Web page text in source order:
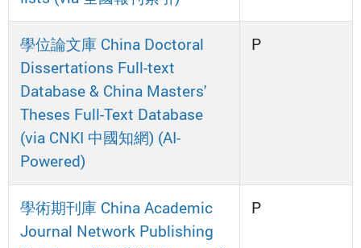
學位論文庫 China Doctoral
Dissertations Full-text
Database & China Masters'
Theses Full-Text Database
(via CNKI 中國知網) (AI-
Powered)
P
學術期刊庫 China Academic
Journal Network Publishing
P